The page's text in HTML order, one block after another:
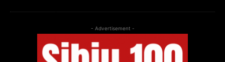
- Advertisement -